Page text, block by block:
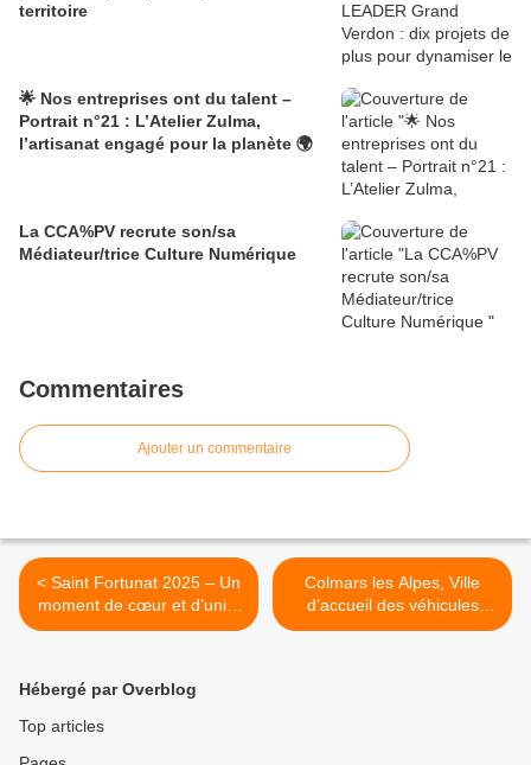
territoire
🌟 Nos entreprises ont du talent –
Portrait n°21 : L’Atelier Zulma,
l’artisanat engagé pour la planète 🌍
La CCA%PV recrute son/sa
Médiateur/trice Culture Numérique
Commentaires
Ajouter un commentaire
< Saint Fortunat 2025 – Un
moment de cœur et d’unité
à Annot 🎉
Colmars les Alpes, Ville
d’accueil des véhicules
d'époque. >
Hébergé par Overblog
Top articles